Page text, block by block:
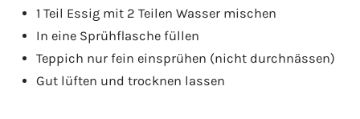
1 Teil Essig mit 2 Teilen Wasser mischen
In eine Sprühflasche füllen
Teppich nur fein einsprühen (nicht durchnässen)
Gut lüften und trocknen lassen